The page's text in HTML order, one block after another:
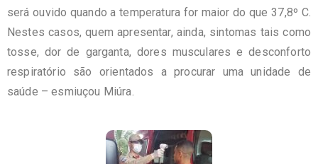
seráouvido quando a temperatura for maior do que 37,8º C.
Nestes casos, quem apresentar, ainda, sintomas tais como
tosse, dor de garganta, dores musculares e desconforto
respiratório são orientados a procurar uma unidade de
saúde – esmiuçou Miúra.